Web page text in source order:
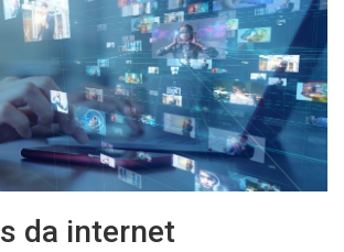
da internet